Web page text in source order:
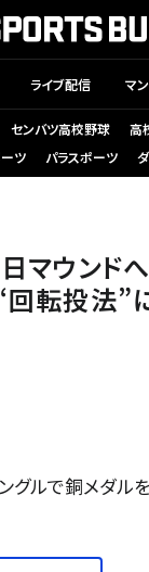
ライブ配信 マ
センバツ高校野球 高
ツ パラスポーツ
ウンドへ
転投法”
グルで銅メダル